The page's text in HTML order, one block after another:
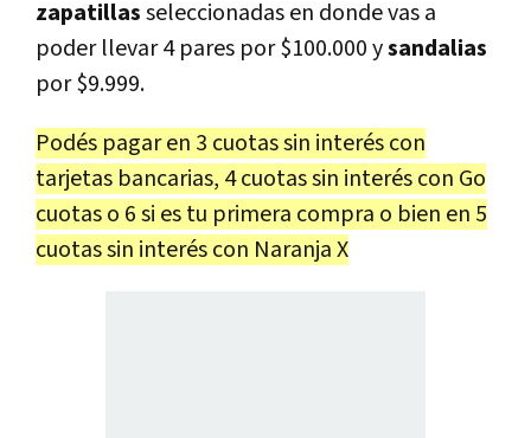
zapatillasseleccionadas en donde vas a
poder llevar 4 pares por $100.000 ysandalias
por $9.999.
Podés pagar en 3 cuotas sin interés con
tarjetas bancarias, 4 cuotas sin interés con Go
cuotas o 6 si es tu primera compra o bien en 5
cuotas sin interés con Naranja X